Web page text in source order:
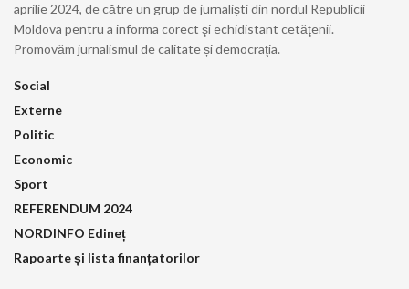
aprilie 2024, de către un grup de jurnaliști din nordul Republicii
Moldova pentru a informa corect şi echidistant cetăţenii.
Promovăm jurnalismul de calitate și democraţia.
Social
Externe
Politic
Economic
Sport
REFERENDUM 2024
NORDINFO Edineț
Rapoarte și lista finanțatorilor